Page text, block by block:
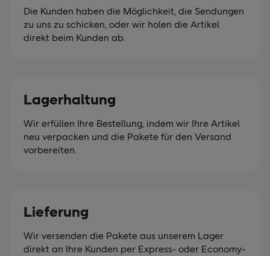
Die Kunden haben die Möglichkeit, die Sendungen
zu uns zu schicken, oder wir holen die Artikel
direkt beim Kunden ab.
Lagerhaltung
Wir erfüllen Ihre Bestellung, indem wir Ihre Artikel
neu verpacken und die Pakete für den Versand
vorbereiten.
Lieferung
Wir versenden die Pakete aus unserem Lager
direkt an Ihre Kunden per Express- oder Economy-